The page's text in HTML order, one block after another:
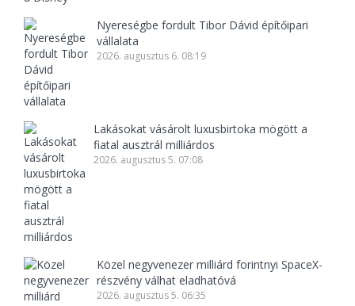
Nyereségbe fordult Tibor Dávid építőipari
vállalata
2026. augusztus 6. 08:19
Lakásokat vásárolt luxusbirtoka mögött a
fiatal ausztrál milliárdos
2026. augusztus 5. 07:08
Közel negyvenezer milliárd forintnyi SpaceX-
részvény válhat eladhatóvá
2026. augusztus 5. 06:35